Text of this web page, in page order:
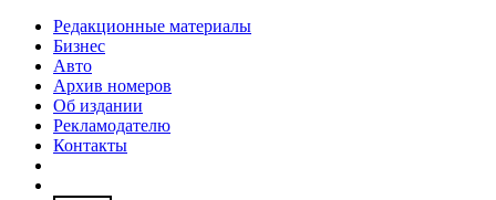
Редакционные материалы
Бизнес
Авто
Архив номеров
Об издании
Рекламодателю
Контакты